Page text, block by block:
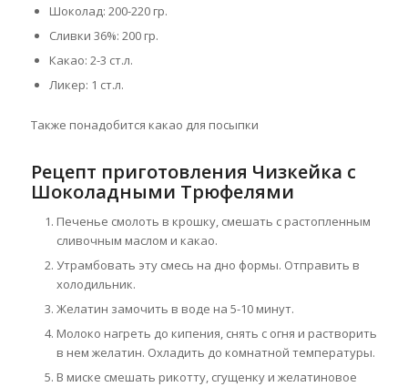
Шоколад: 200-220 гр.
Сливки 36%: 200 гр.
Какао: 2-3 ст.л.
Ликер: 1 ст.л.
Также понадобится какао для посыпки
Рецепт приготовления Чизкейка с
Шоколадными Трюфелями
Печенье смолоть в крошку, смешать с растопленным
сливочным маслом и какао.
Утрамбовать эту смесь на дно формы. Отправить в
холодильник.
Желатин замочить в воде на 5-10 минут.
Молоко нагреть до кипения, снять с огня и растворить
в нем желатин. Охладить до комнатной температуры.
В миске смешать рикотту, сгущенку и желатиновое